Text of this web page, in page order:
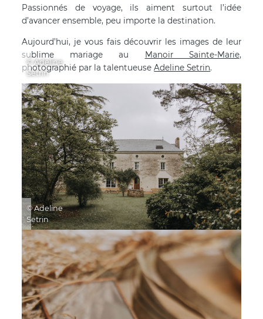
Passionnés de voyage, ils aiment surtout l’idée
d’avancer ensemble, peu importe la destination.
Aujourd’hui, je vous fais découvrir les images de leur
sublime mariage au
Manoir Sainte-Marie,
photographié par la talentueuseAdeline Setrin.
© Adeline
Setrin
© Adeline
Setrin